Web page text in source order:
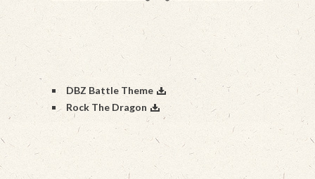
DBZ Battle Theme
Rock The Dragon